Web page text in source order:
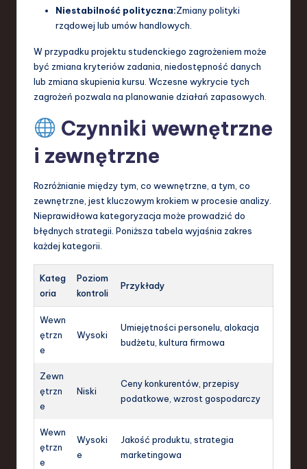
Niestabilność polityczna:Zmiany polityki
rządowej lub umów handlowych.
W przypadku projektu studenckiego zagrożeniem może
być zmiana kryteriów zadania, niedostępność danych
lub zmiana skupienia kursu. Wczesne wykrycie tych
zagrożeń pozwala na planowanie działań zapasowych.
Czynniki wewnętrzne
i zewnętrzne
Rozróżnianie między tym, co wewnętrzne, a tym, co
zewnętrzne, jest kluczowym krokiem w procesie analizy.
Nieprawidłowa kategoryzacja może prowadzić do
błędnych strategii. Poniższa tabela wyjaśnia zakres
każdej kategorii.
Kateg
oria
Poziom
kontroli
Przykłady
Wewn
ętrzn
e
Wysoki
Umiejętności personelu, alokacja
budżetu, kultura firmowa
Zewn
ętrzn
e
Niski
Ceny konkurentów, przepisy
podatkowe, wzrost gospodarczy
Wewn
ętrzn
e
Wysoki
e
Jakość produktu, strategia
marketingowa